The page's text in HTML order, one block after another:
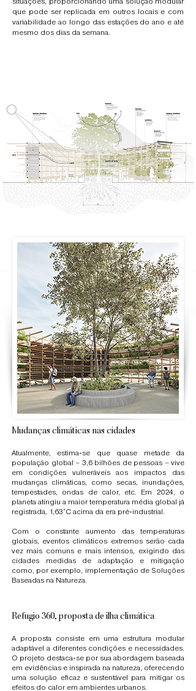
que pode ser replicada em outros locais e com
variabilidade ao longo das estações do ano e até
mesmo dos dias da semana.
Mudanças climáticas nas cidades
Atualmente, estima-se que quase metade da
população global – 3,6 bilhões de pessoas – vive
em condições vulneráveis aos impactos das
mudanças climáticas, como secas, inundações,
tempestades, ondas de calor, etc. Em 2024, o
planeta atingiu a maior temperatura média global já
registrada, 1,63°C acima da era pré-industrial.
Com o constante aumento das temperaturas
globais, eventos climáticos extremos serão cada
vez mais comuns e mais intensos, exigindo das
cidades medidas de adaptação e mitigação
como, por exemplo, implementação de Soluções
Baseadas na Natureza.
Refugio 360, proposta de ilha climática
A proposta consiste em uma estrutura modular
adaptável a diferentes condições e necessidades.
O projeto destaca-se por sua abordagem baseada
em evidências e inspirada na natureza, oferecendo
uma solução eficaz e sustentável para mitigar os
efeitos do calor em ambientes urbanos.